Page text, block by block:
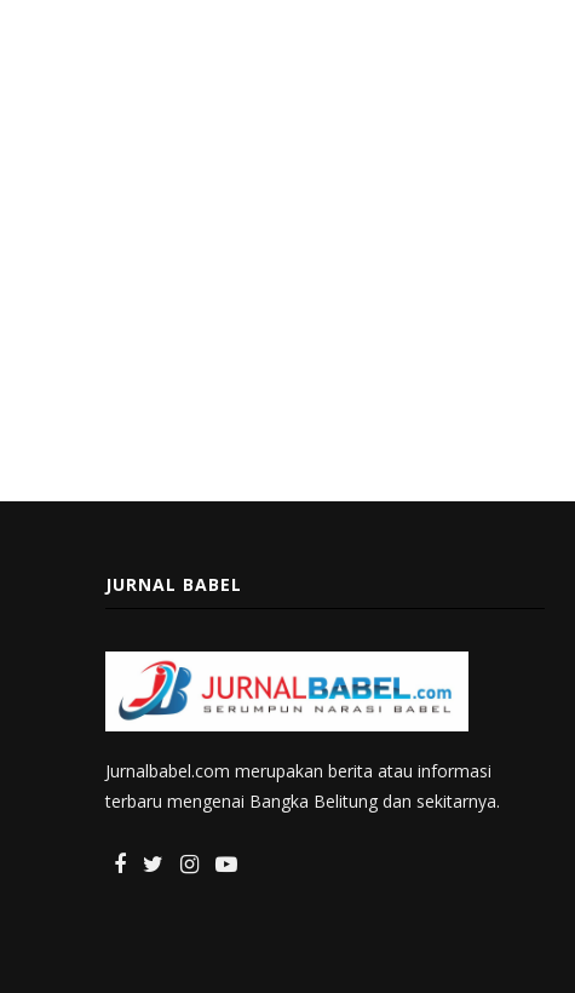
JURNAL BABEL
Jurnalbabel.com merupakan berita atau informasi
terbaru mengenai Bangka Belitung dan sekitarnya.